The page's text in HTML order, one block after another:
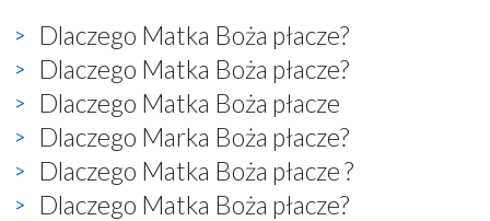
Dlaczego Matka Boża płacze?
Dlaczego Matka Boża płacze?
Dlaczego Matka Boża płacze
Dlaczego Marka Boża płacze?
Dlaczego Matka Boża płacze ?
Dlaczego Matka Boża płacze?